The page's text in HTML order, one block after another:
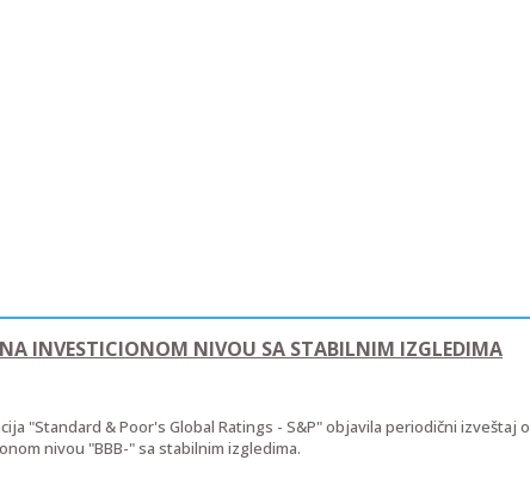
NA INVESTICIONOM NIVOU SA STABILNIM IZGLEDIMA
"Standard & Poor's Global Ratings - S&P" objavila periodični izveštaj o
nivou "BBB-" sa stabilnim izgledima.